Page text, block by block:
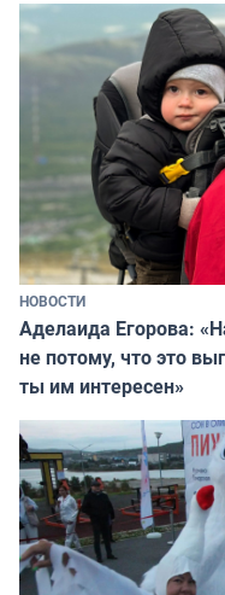
НОВОСТИ
Аделаида Егорова:
не потому, что это
ты им интересен»